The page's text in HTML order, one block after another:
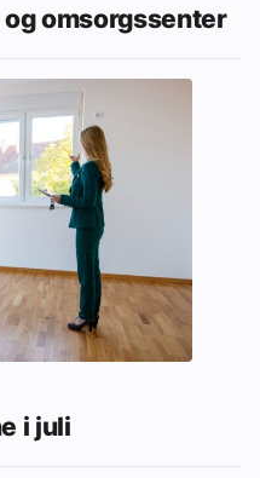
omsorgssenter
i juli